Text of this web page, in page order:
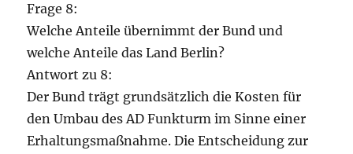
Frage 8:
Welche Anteile übernimmt der Bund und
welche Anteile das Land Berlin?
Antwort zu 8:
Der Bund trägt grundsätzlich die Kosten für
den Umbau des AD Funkturm im Sinne einer
Erhaltungsmaßnahme. Die Entscheidung zur